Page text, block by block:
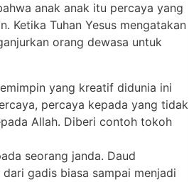
anak anak itu percaya yang
Ketika Tuhan Yesus mengatakan
orang dewasa untuk
yang kreatif didunia ini
percaya kepada yang tidak
Allah. Diberi contoh tokoh
seorang janda. Daud
gadis biasa sampai menjadi